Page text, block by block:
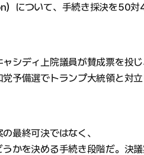
について、手続き採決を50対
シディ上院議員が賛成票を投じ
予備選でトランプ大統領と対
最終可決ではなく、
かを決める手続き段階だ。決議